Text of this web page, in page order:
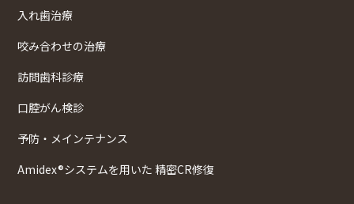
入れ歯治療
咬み合わせの治療
訪問歯科診療
口腔がん検診
予防・メインテナンス
Amidex®システムを用いた 精密CR修復